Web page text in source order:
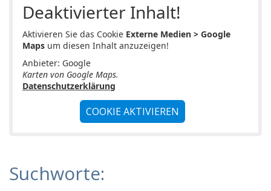
BauPlanTec Ltd.&Co.KG
Bauberatung Saar
Sachverständigenbüro Gottschalk
Immobilienbewertung Bauer
Dr. K. Fleckenstein, vereidigter Sachverständiger
Kfz Sachverständigenbüro Rhein Neckar UG -
Deaktivierter Inhalt!
Aktivieren Sie das Cookie Externe Medien > Google
Maps um diesen Inhalt anzuzeigen!
Anbieter: Google
Karten von Google Maps.
Datenschutzerklärung
COOKIE AKTIVIEREN
Suchworte: